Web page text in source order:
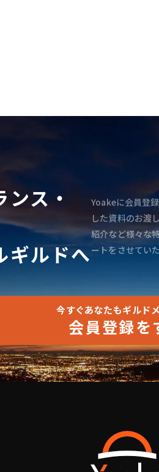
ス・
ギルドへ
Yoakeに会員登
した資料のお渡
紹介など様々な
ートをさせてい
今すぐあなたもギルド
会員登録を